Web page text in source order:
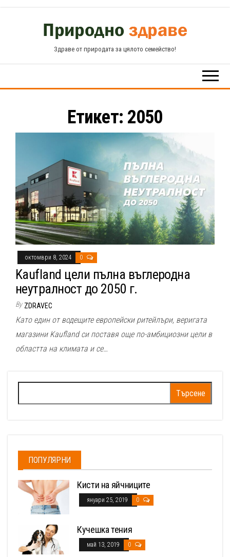
Здраве от природата за цялото семейство!
Етикет: 2050
октомври 8, 2024 0
Kaufland цели пълна въглеродна
неутралност до 2050 г.
By ZDRAVEC
Като един от водещите европейски ритейлъри, веригата
магазини Kaufland си поставя още по-амбициозни цели в
областта на климата и се…
за:
ПОПУЛЯРНИ
Кисти на яйчниците
януари 25, 2019 0
Кучешка тения
май 13, 2019 0